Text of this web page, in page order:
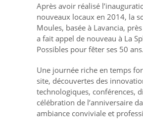
Après avoir réalisé
nouveaux locaux en 2014, la
Moules, basée à Lavancia,
a fait appel de nouveau à La
Possibles pour fêter ses 50 ans.
Une journée riche en temps
site, découvertes des
technologiques, conférences,
célébration de l’anniversaire
ambiance conviviale et